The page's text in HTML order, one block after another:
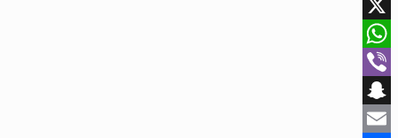
Facebook
X
WhatsApp
Viber
Snapchat